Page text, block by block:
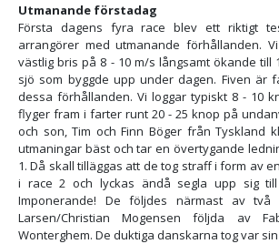
Utmanande förstadag
Första dagens fyra race blev ett riktigt
arrangörer med utmanande förhållanden.
västlig bris på 8 - 10 m/s långsamt ökande till
sjö som byggde upp under dagen. Fiven är
dessa förhållanden. Vi loggar typiskt 8 - 10
flyger fram i farter runt 20 - 25 knop på
och son, Tim och Finn Böger från Tyskland
utmaningar bäst och tar en övertygande
1. Då skall tilläggas att de tog straff i form av
i race 2 och lyckas ändå segla upp sig
Imponerande! De följdes närmast av två
Larsen/Christian Mogensen följda av
Wonterghem. De duktiga danskarna tog var